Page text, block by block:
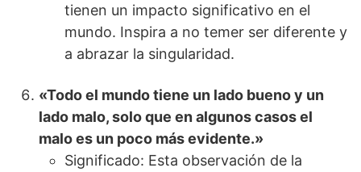
tienen un impacto significativo en el
mundo. Inspira a no temer ser diferente y
a abrazar la singularidad.
«Todo el mundo tiene un lado bueno y un
lado malo, solo que en algunos casos el
malo es un poco más evidente.»
Significado: Esta observación de la